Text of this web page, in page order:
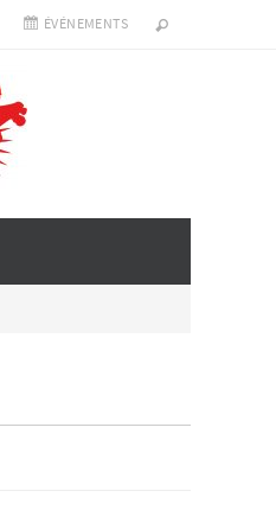
ÉVÉNEMENTS